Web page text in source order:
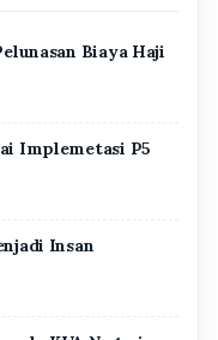
Desiminasi